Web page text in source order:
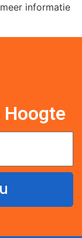
informatie
Hoogte